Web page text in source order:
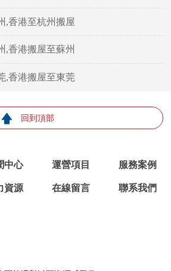
,香港至杭州搬屋
,香港搬屋至蘇州
,香港搬屋至東莞
回到頂部
中心 運營項目 服務案例
資源 在線留言 聯系我們